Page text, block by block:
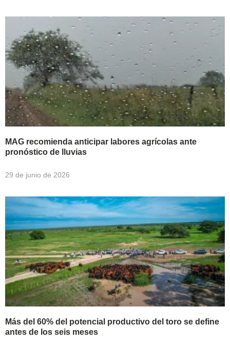
MAG recomienda anticipar labores agrícolas ante
pronóstico de lluvias
29 de junio de 2026
Más del 60% del potencial productivo del toro se define
antes de los seis meses